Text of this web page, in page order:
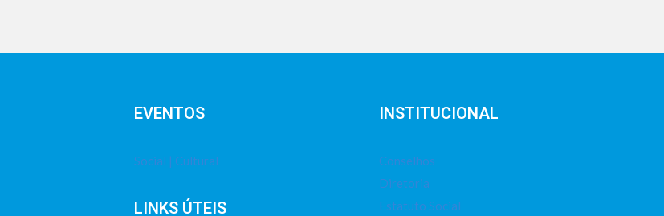
EVENTOS
Social | Cultural
LINKS ÚTEIS
INSTITUCIONAL
Conselhos
Diretoria
Estatuto Social